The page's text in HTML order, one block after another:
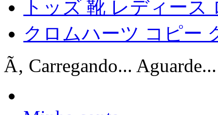
トッズ 靴 レディース
クロムハーツ コピー
Ã‚ Carregando... Aguarde...